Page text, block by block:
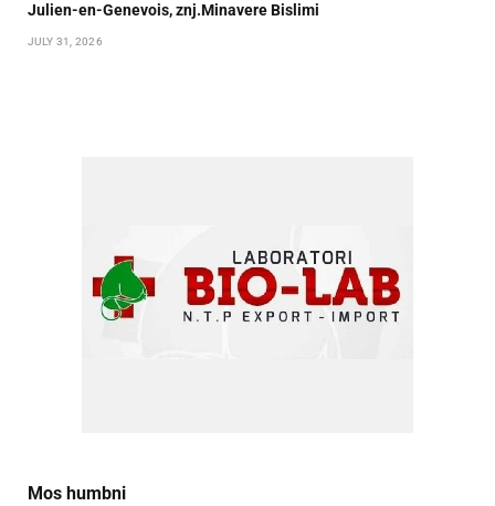
Julien-en-Genevois, znj.Minavere Bislimi
JULY 31, 2026
Mos humbni